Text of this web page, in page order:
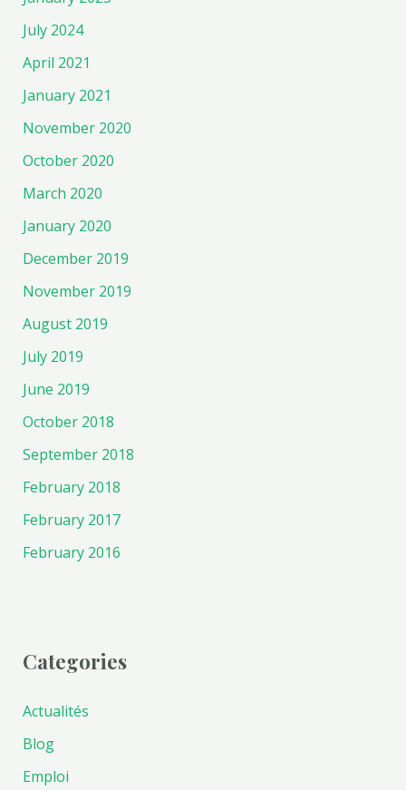
July 2024
April 2021
January 2021
November 2020
October 2020
March 2020
January 2020
December 2019
November 2019
August 2019
July 2019
June 2019
October 2018
September 2018
February 2018
February 2017
February 2016
Categories
Actualités
Blog
Emploi